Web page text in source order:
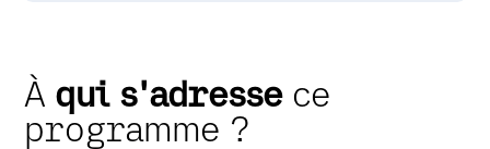
À qui s'adresse ce
programme ?